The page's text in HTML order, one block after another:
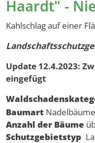
Haardt" -
Kahlschlag auf einer
Update 12.4.2023:
eingefügt
Baumart Nadelbäume
Anzahl der Bäume
Schutzgebietstyp